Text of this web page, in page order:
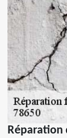
Réparation